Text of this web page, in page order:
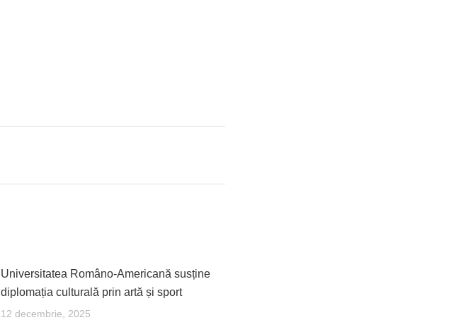
Universitatea Româno-Americană susține
diplomația culturală prin artă și sport
12 decembrie, 2025